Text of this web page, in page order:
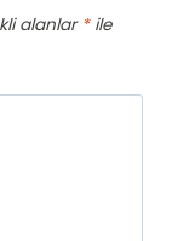
alanlar *ile